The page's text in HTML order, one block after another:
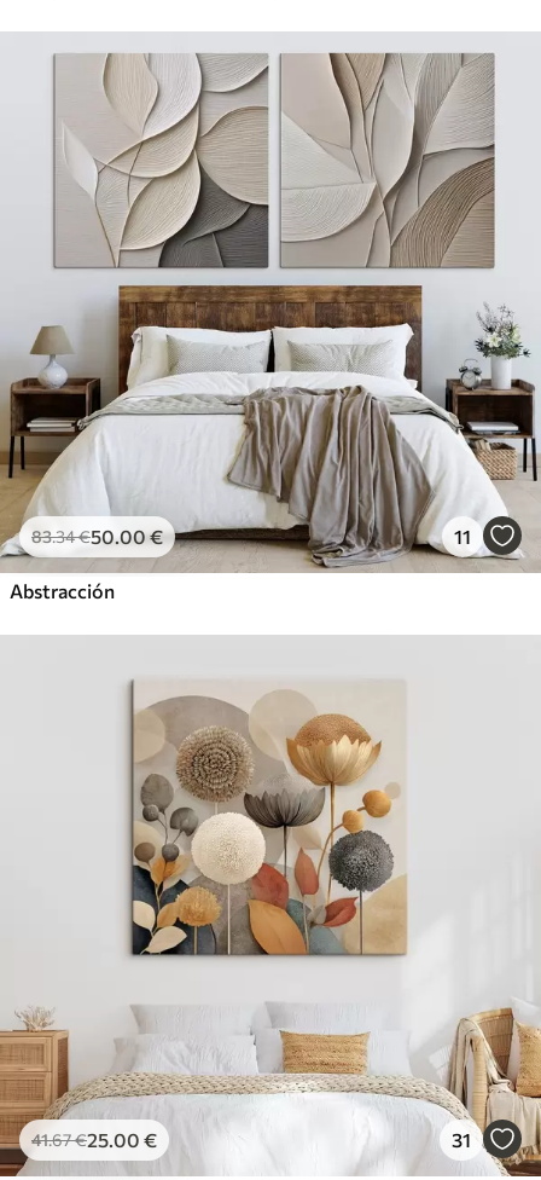
83.34€50.00€ 11
Abstracción
41.67€25.00 € 31